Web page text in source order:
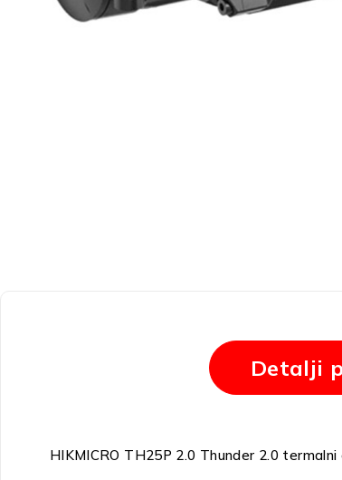
Detalji
HIKMICRO TH25P 2.0 Thunder 2.0